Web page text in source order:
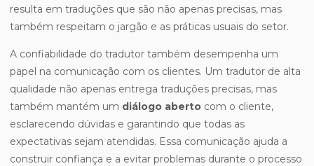
resulta em traduções que são não apenas precisas, mas
também respeitam o jargão e as práticas usuais do setor.
A confiabilidade do tradutor também desempenha um
papel na comunicação com os clientes. Um tradutor de alta
qualidade não apenas entrega traduções precisas, mas
também mantém um diálogo aberto com o cliente,
esclarecendo dúvidas e garantindo que todas as
expectativas sejam atendidas. Essa comunicação ajuda a
construir confiança e a evitar problemas durante o processo